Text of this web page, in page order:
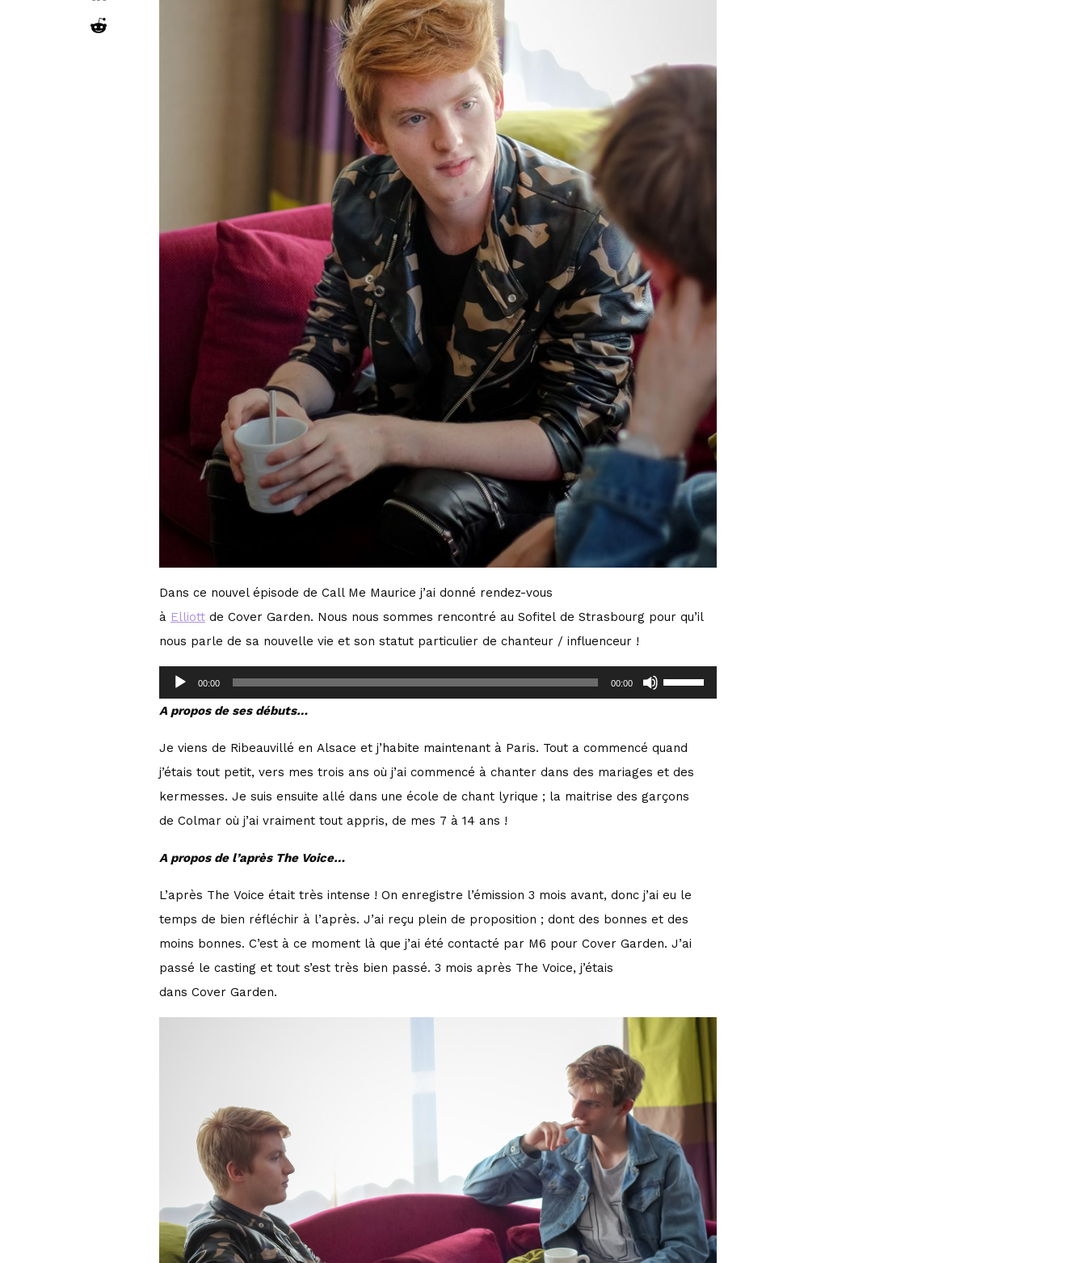
Dans ce nouvel épisode de Call Me Maurice j’ai donné rendez-vous
à Elliott de Cover Garden. Nous nous sommes rencontré au Sofitel de Strasbourg pour qu’il
nous parle de sa nouvelle vie et son statut particulier de chanteur / influenceur !
u
i
o
P
l
e
r
00:00 00:00
U
s
U
p
/
n
A
r
w
k
t
o
i
n
c
r
A propos de ses débuts…
Je viens de Ribeauvillé en Alsace et j’habite maintenant à Paris. Tout a commencé quand
j’étais tout petit, vers mes trois ans où j’ai commencé à chanter dans des mariages et des
kermesses. Je suis ensuite allé dans une école de chant lyrique ; la maitrise des garçons
de Colmar où j’ai vraiment tout appris, de mes 7 à 14 ans !
A propos de l’après The Voice…
L’après The Voice était très intense ! On enregistre l’émission 3 mois avant, donc j’ai eu le
temps de bien réfléchir à l’après. J’ai reçu plein de proposition ; dont des bonnes et des
moins bonnes. C’est à ce moment là que j’ai été contacté par M6 pour Cover Garden. J’ai
passé le casting et tout s’est très bien passé. 3 mois après The Voice, j’étais
dans Cover Garden.